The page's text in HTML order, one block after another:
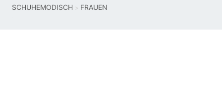
SCHUHEMODISCH FRAUEN